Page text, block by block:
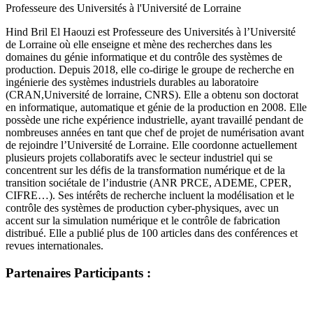
Professeure des Universités à l'Université de Lorraine
Hind Bril El Haouzi est Professeure des Universités à l’Université
de Lorraine où elle enseigne et mène des recherches dans les
domaines du génie informatique et du contrôle des systèmes de
production. Depuis 2018, elle co-dirige le groupe de recherche en
ingénierie des systèmes industriels durables au laboratoire
(CRAN,Université de lorraine, CNRS). Elle a obtenu son doctorat
en informatique, automatique et génie de la production en 2008. Elle
possède une riche expérience industrielle, ayant travaillé pendant de
nombreuses années en tant que chef de projet de numérisation avant
de rejoindre l’Université de Lorraine. Elle coordonne actuellement
plusieurs projets collaboratifs avec le secteur industriel qui se
concentrent sur les défis de la transformation numérique et de la
transition sociétale de l’industrie (ANR PRCE, ADEME, CPER,
CIFRE…). Ses intérêts de recherche incluent la modélisation et le
contrôle des systèmes de production cyber-physiques, avec un
accent sur la simulation numérique et le contrôle de fabrication
distribué. Elle a publié plus de 100 articles dans des conférences et
revues internationales.
Partenaires Participants :